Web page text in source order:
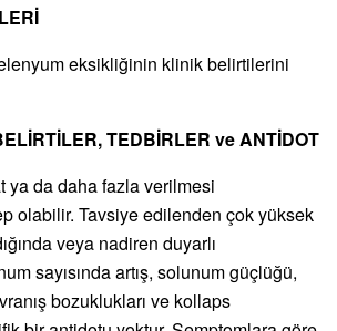
eksikliğinin klinik belirtilerini
TEDBİRLER ve ANTİDOT
ya da daha fazla verilmesi
olabilir. Tavsiye edilenden çok yüksek
veya nadiren duyarlı
sayısında artış, solunum güçlüğü,
bozuklukları ve kollaps